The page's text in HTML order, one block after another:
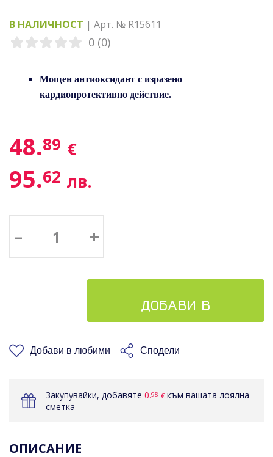
В НАЛИЧНОСТ | Арт. № R15611
0 (0)
Мощен антиоксидант с изразено
кaрдиопротективно действие.
48.89 €
95.62 лв.
– +
ДОБАВИ В
КОШНИЦАТА
Добави в любими Сподели
Закупувайки, добавяте 0.98 € към вашата лоялна
сметка
ОПИСАНИЕ